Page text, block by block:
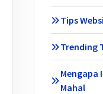
Tips
Trending
Mengapa
Mahal